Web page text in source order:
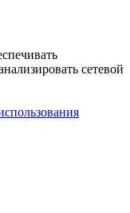
сетевой